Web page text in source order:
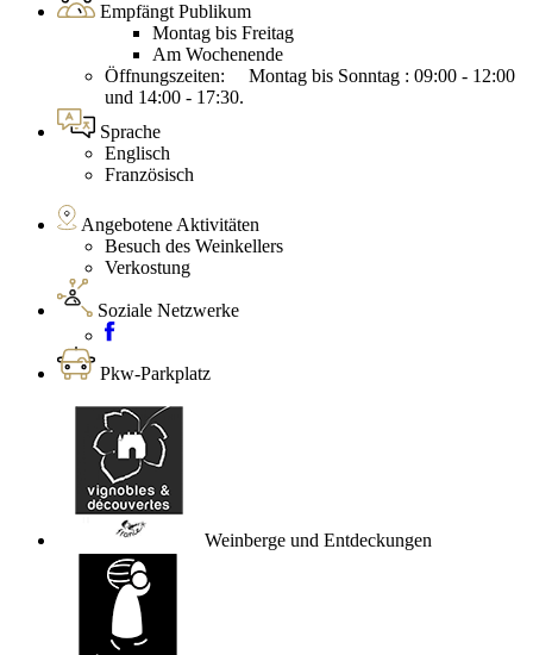
Empfängt Publikum
Montag bis Freitag
Am Wochenende
Öffnungszeiten: Montag bis Sonntag : 09:00 - 12:00
und 14:00 - 17:30.
Sprache
Englisch
Französisch
Angebotene Aktivitäten
Besuch des Weinkellers
Verkostung
Soziale Netzwerke
Pkw-Parkplatz
Weinberge und Entdeckungen